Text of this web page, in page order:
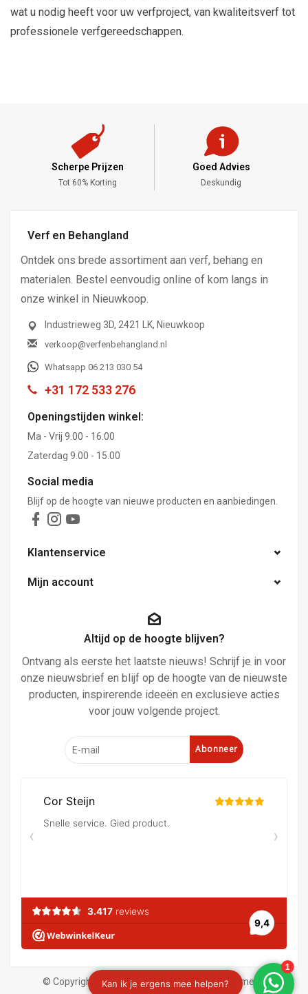
wat u nodig heeft voor uw verfproject, van kwaliteitsverf tot
professionele verfgereedschappen.
Scherpe Prijzen
Tot 60% Korting
Goed Advies
Deskundig
Verf en Behangland
Ontdek ons brede assortiment aan verf, behang en
materialen. Bestel eenvoudig online of kom langs in
onze winkel in Nieuwkoop.
Industrieweg 3D, 2421 LK, Nieuwkoop
verkoop@verfenbehangland.nl
Whatsapp 06 213 030 54
+31 172 533 276
Openingstijden winkel:
Ma - Vrij 9.00 - 16.00
Zaterdag 9.00 - 15.00
Social media
Blijf op de hoogte van nieuwe producten en aanbiedingen.
Klantenservice
Mijn account
Altijd op de hoogte blijven?
Ontvang als eerste het laatste nieuws! Schrijf je in voor
onze nieuwsbrief en blijf op de hoogte van de nieuwste
producten, inspirerende ideeën en exclusieve acties
voor jouw volgende project.
Abonneer
© Copyright 2026 Verf en behangland | Algemene